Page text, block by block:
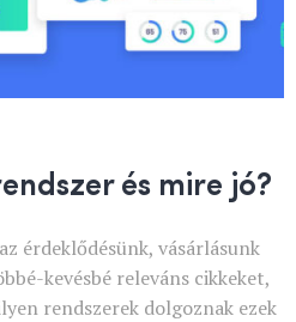
és mire jó?
érdeklődésünk, vásárlásunk
kevésbé releváns cikkeket,
rendszerek dolgoznak ezek